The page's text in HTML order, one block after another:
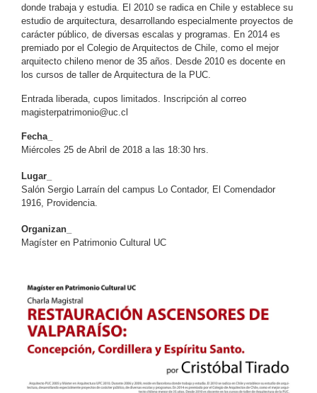
donde trabaja y estudia. El 2010 se radica en Chile y establece su
estudio de arquitectura, desarrollando especialmente proyectos de
carácter público, de diversas escalas y programas. En 2014 es
premiado por el Colegio de Arquitectos de Chile, como el mejor
arquitecto chileno menor de 35 años. Desde 2010 es docente en
los cursos de taller de Arquitectura de la PUC.
Entrada liberada, cupos limitados. Inscripción al correo
magisterpatrimonio@uc.cl
Fecha_
Miércoles 25 de Abril de 2018 a las 18:30 hrs.
Lugar_
Salón Sergio Larraín del campus Lo Contador, El Comendador
1916, Providencia.
Organizan_
Magíster en Patrimonio Cultural UC